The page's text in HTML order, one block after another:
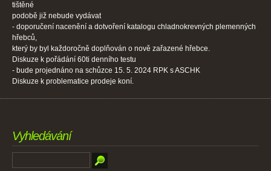
tištěné
podobě již nebude vydávat
- doporučení nacenění a dotvoření katalogu chladnokrevných plemenných
hřebců,
který by byl každoročně doplňován o nově zařazené hřebce.
Diskuze k pořádání 60ti denního testu
- bude projednáno na schůzce 15. 5. 2024 RPK s ASCHK
Diskuze k problematice prodeje koní.
Vyhledávání